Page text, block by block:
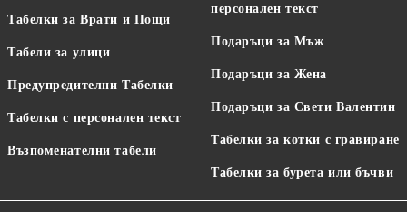
Табелки за Врати и Пощи
Табели за улици
Предупредителни Табелки
Табелки с персонален текст
Възпоменателни табели
персонален текст
Подаръци за Мъж
Подаръци за Жена
Подаръци за Свети Валентин
Табелки за котки с гравиране
Табелки за бурета или бъчви